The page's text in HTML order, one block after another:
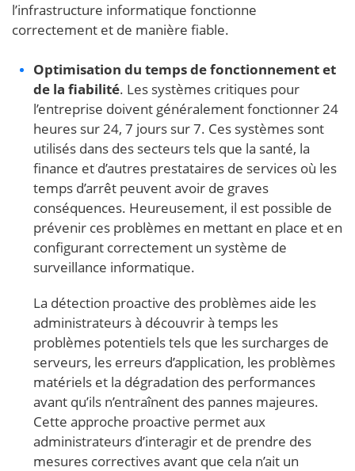
l’infrastructure informatique fonctionne
correctement et de manière fiable.
Optimisation du temps de fonctionnement et
de la fiabilité. Les systèmes critiques pour
l’entreprise doivent généralement fonctionner 24
heures sur 24, 7 jours sur 7. Ces systèmes sont
utilisés dans des secteurs tels que la santé, la
finance et d’autres prestataires de services où les
temps d’arrêt peuvent avoir de graves
conséquences. Heureusement, il est possible de
prévenir ces problèmes en mettant en place et en
configurant correctement un système de
surveillance informatique.
La détection proactive des problèmes aide les
administrateurs à découvrir à temps les
problèmes potentiels tels que les surcharges de
serveurs, les erreurs d’application, les problèmes
matériels et la dégradation des performances
avant qu’ils n’entraînent des pannes majeures.
Cette approche proactive permet aux
administrateurs d’interagir et de prendre des
mesures correctives avant que cela n’ait un